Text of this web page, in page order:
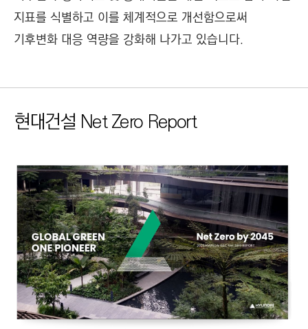
지표를 식별하고 이를 체계적으로 개선함으로써
기후변화 대응 역량을 강화해 나가고 있습니다.
현대건설 Net Zero Report